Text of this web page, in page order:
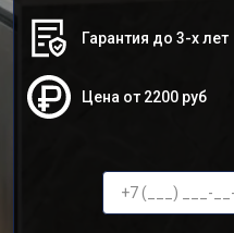
Гарантия до 3-х лет
Цена от 2200 руб